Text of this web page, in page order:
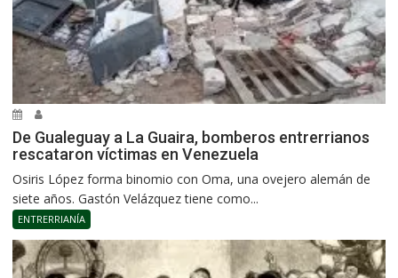
De Gualeguay a La Guaira, bomberos entrerrianos
rescataron víctimas en Venezuela
Osiris López forma binomio con Oma, una ovejero alemán de
siete años. Gastón Velázquez tiene como...
ENTRERRIANÍA